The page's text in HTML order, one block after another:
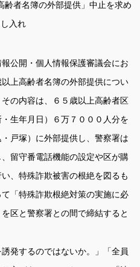
齢者名簿の外部提供」中止を求め
入れ
公開・個人情報保護審議会にお
上高齢者名簿の外部提供につい
の内容は、６５歳以上高齢者区
生年月日）６万７０００人分を
戸塚）に外部提供し、警察署は
留守番電話機能の設定や区が購
、特殊詐欺被害の根絶を図るも
「特殊詐欺根絶対策の実施に必
区と警察署との間で締結すると
発するのではないか。」「全員